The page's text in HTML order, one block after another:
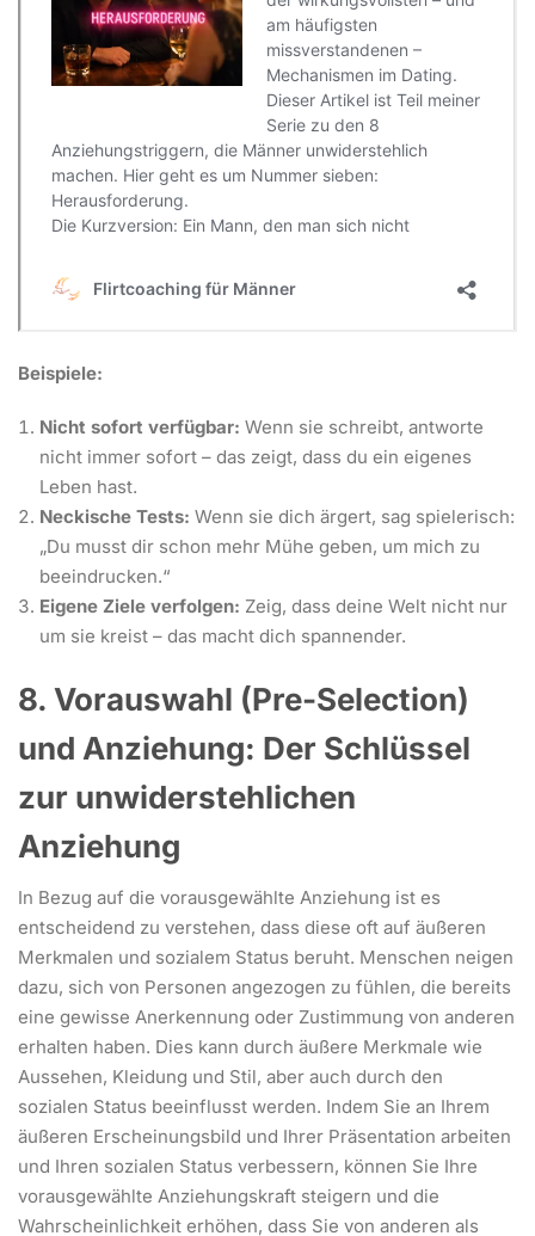
Beispiele:
Nicht sofort verfügbar: Wenn sie schreibt, antworte
nicht immer sofort – das zeigt, dass du ein eigenes
Leben hast.
Neckische Tests: Wenn sie dich ärgert, sag spielerisch:
„Du musst dir schon mehr Mühe geben, um mich zu
beeindrucken.“
Eigene Ziele verfolgen: Zeig, dass deine Welt nicht nur
um sie kreist – das macht dich spannender.
8. Vorauswahl (Pre-Selection)
und Anziehung: Der Schlüssel
zur unwiderstehlichen
Anziehung
In Bezug auf die vorausgewählte Anziehung ist es
entscheidend zu verstehen, dass diese oft auf äußeren
Merkmalen und sozialem Status beruht. Menschen neigen
dazu, sich von Personen angezogen zu fühlen, die bereits
eine gewisse Anerkennung oder Zustimmung von anderen
erhalten haben. Dies kann durch äußere Merkmale wie
Aussehen, Kleidung und Stil, aber auch durch den
sozialen Status beeinflusst werden. Indem Sie an Ihrem
äußeren Erscheinungsbild und Ihrer Präsentation arbeiten
und Ihren sozialen Status verbessern, können Sie Ihre
vorausgewählte Anziehungskraft steigern und die
Wahrscheinlichkeit erhöhen, dass Sie von anderen als